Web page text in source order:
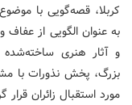
کربلا، قصه‌گویی با
به عنوان الگویی از
و آثار هنری
بزرگ، پخش نذورات با
مورد استقبال زائران قرار